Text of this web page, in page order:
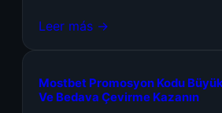
Leer más →
Mostbet Promosyon Kodu
Ve Bedava Çevirme Kazanın